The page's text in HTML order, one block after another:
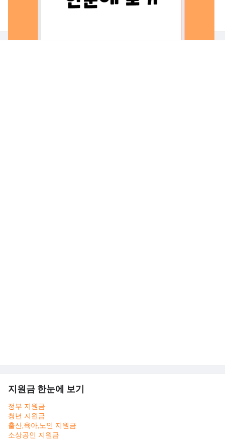
지원금 한눈에 보기
정부 지원금
청년 지원금
출산,육아,노인 지원금
소상공인 지원금